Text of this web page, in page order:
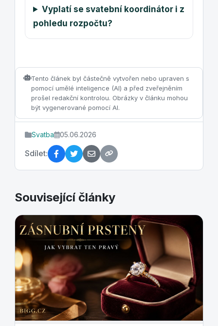
Vyplatí se svatební koordinátor i z
pohledu rozpočtu?
Tento článek byl částečně vytvořen nebo upraven s
pomocí umělé inteligence (AI) a před zveřejněním
prošel redakční kontrolou. Obrázky v článku mohou
být vygenerované pomocí AI.
Svatba 05.06.2026
Sdílet:
Související články